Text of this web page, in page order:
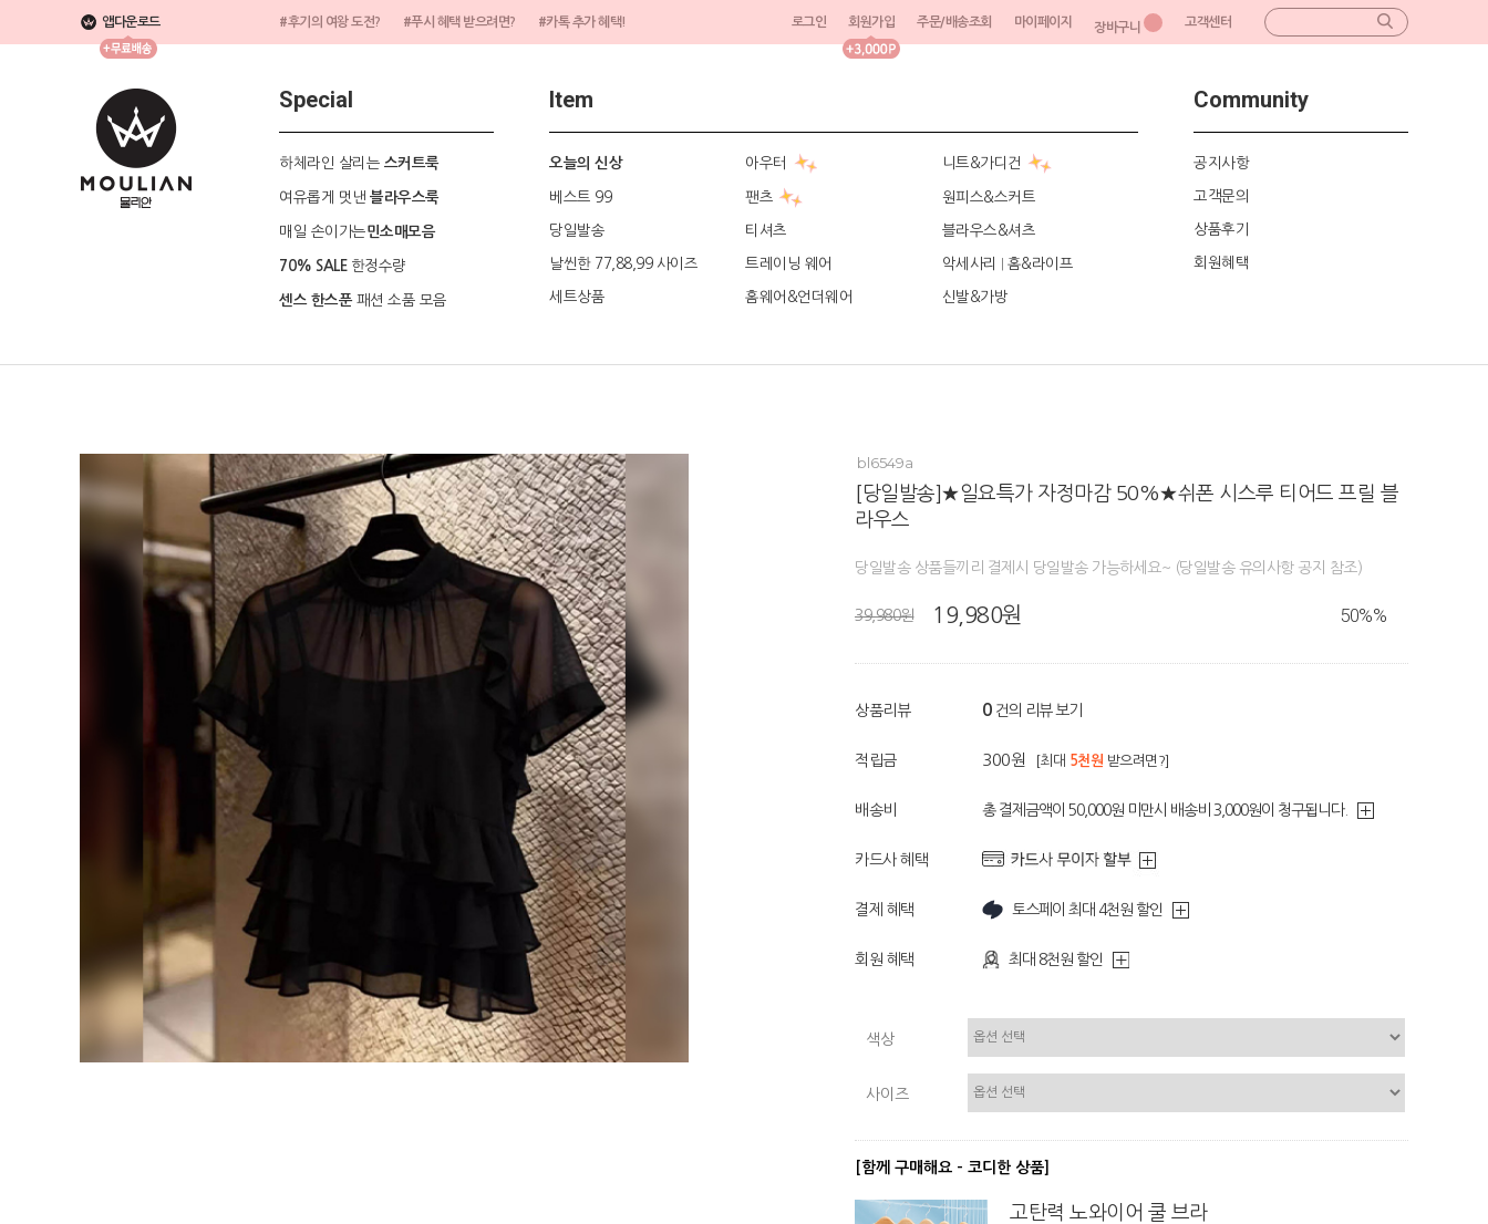
앱다운로드 #후기의 여왕 도전? #푸시 혜택 받으려면? #카톡 추가 혜택! 로그인 회원가입 주문/배송조회 마이페이지 장바구니 고객센터
Special
하체라인 살리는 스커트룩
여유롭게 멋낸 블라우스룩
매일 손이가는민소매모음
70% SALE 한정수량
센스 한스푼패션 소품 모음
Item
오늘의 신상 아우터 니트&가디건
베스트 99 팬츠 원피스&스커트
당일발송 티셔츠 블라우스&셔츠
날씬한 77,88,99 사이즈 트레이닝 웨어 악세사리 홈&라이프
세트상품 홈웨어&언더웨어 신발&가방
Community
공지사항
고객문의
상품후기
회원혜택
bl6549a
[당일발송]★일요특가 자정마감 50%★쉬폰 시스루 티어드 프릴 블
라우스
당일발송 상품들끼리 결제시 당일발송 가능하세요~ (당일발송 유의사항 공지 참조)
39,980원 19,980원 50%%
상품리뷰 0 건의 리뷰 보기
적립금 300원 [최대 5천원 받으려면?]
배송비 총 결제금액이 50,000원 미만시 배송비 3,000원이 청구됩니다.
카드사 혜택
결제 혜택 토스페이 최대 4천원 할인
회원 혜택 최대 8천원 할인
색상
사이즈
[함께 구매해요 - 코디한 상품]
고탄력 노와이어 쿨 브라